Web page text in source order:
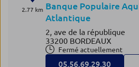
2.77 km Banque Populaire
Atlantique
2, ave de la république
33200 BORDEAUX
Fermé actuellement
05.56.69.29.30